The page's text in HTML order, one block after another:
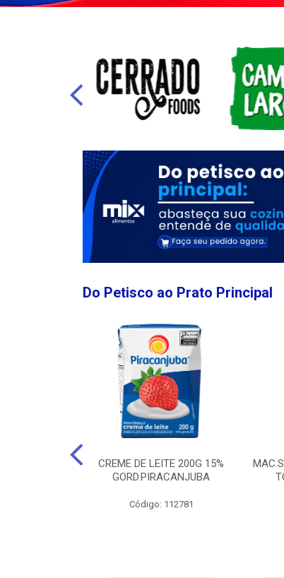
Do Petisco ao Prato Principal
CREME DE LEITE 200G 15%
GORD.PIRACANJUBA
Código: 112781